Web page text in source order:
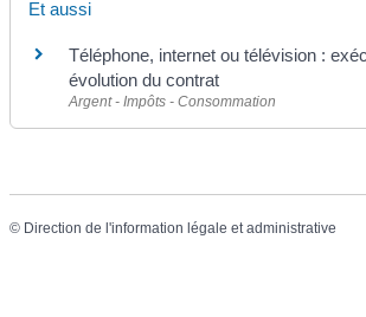
Et aussi
Téléphone, internet ou télévision :
évolution du contrat
Argent - Impôts - Consommation
© Direction de l'information légale et administrative